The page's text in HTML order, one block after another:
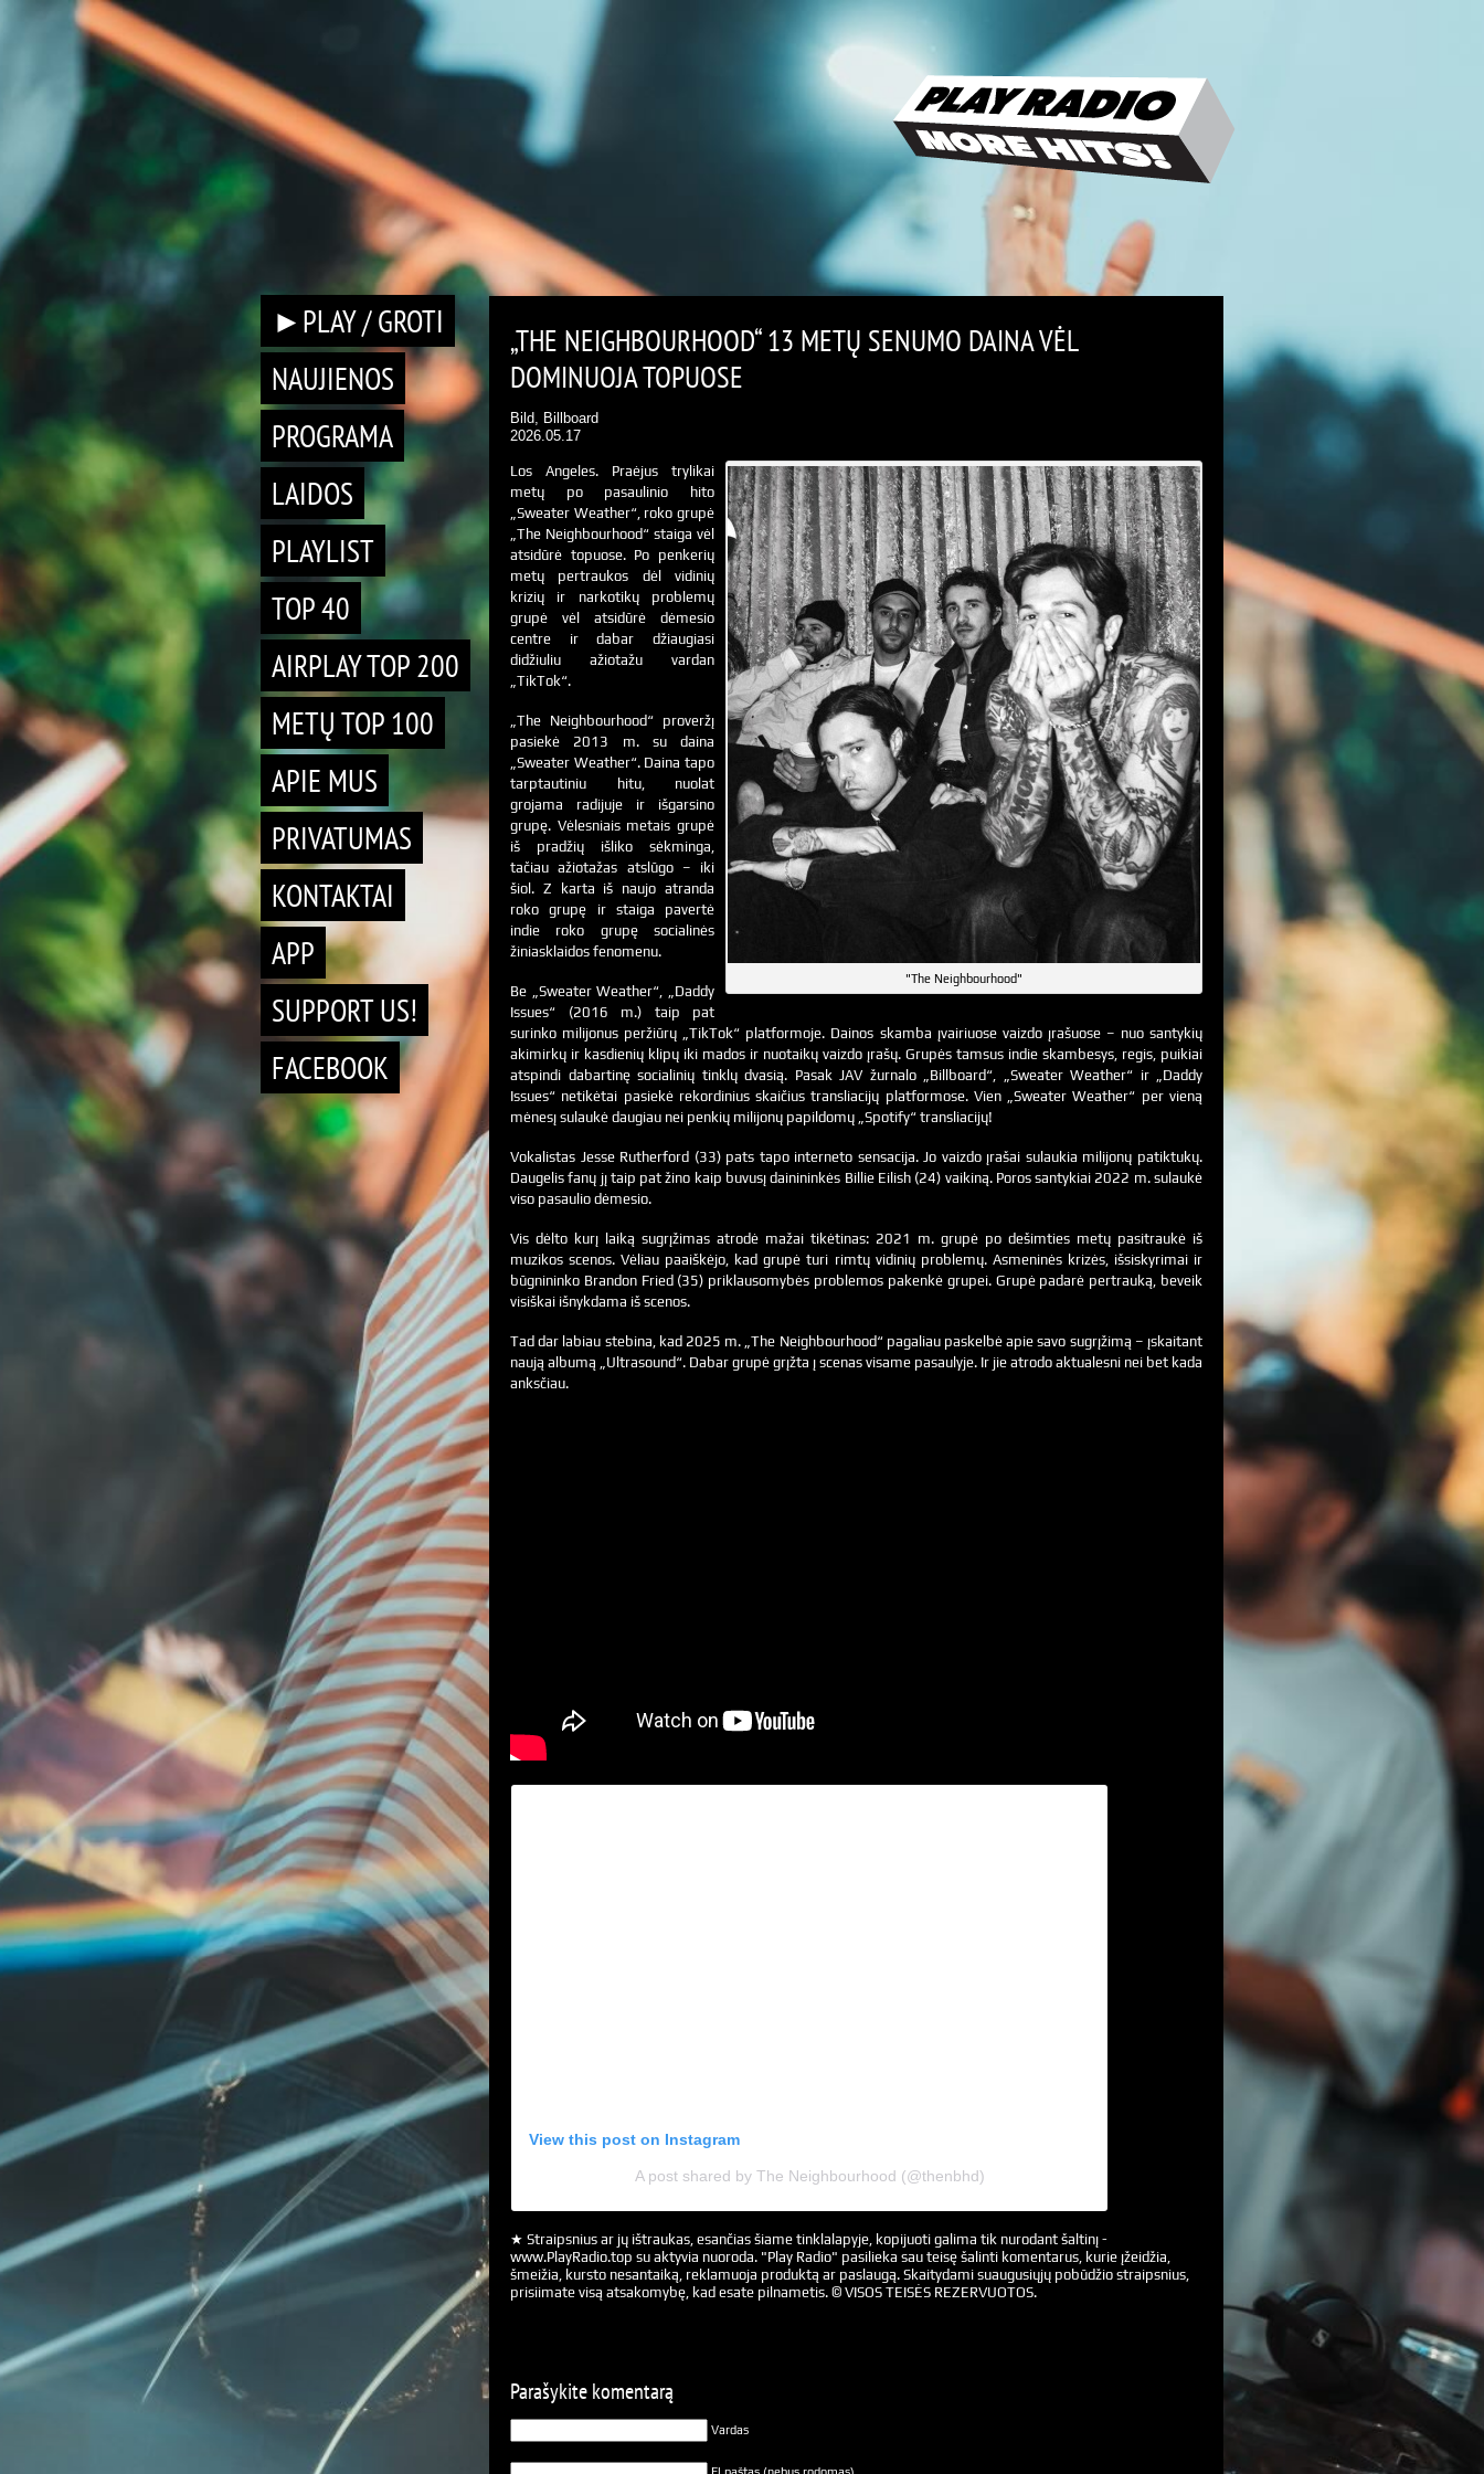
►PLAY / GROTI
NAUJIENOS
PROGRAMA
LAIDOS
PLAYLIST
TOP 40
AIRPLAY TOP 200
METŲ TOP 100
APIE MUS
PRIVATUMAS
KONTAKTAI
APP
SUPPORT US!
FACEBOOK
„THE NEIGHBOURHOOD“ 13 METŲ SENUMO DAINA VĖL
DOMINUOJA TOPUOSE
Bild, Billboard
2026.05.17
"The Neighbourhood"
Los Angeles. Praėjus trylikai
metų po pasaulinio hito
„Sweater Weather“, roko grupė
„The Neighbourhood“ staiga vėl
atsidūrė topuose. Po penkerių
metų pertraukos dėl vidinių
krizių ir narkotikų problemų
grupė vėl atsidūrė dėmesio
centre ir dabar džiaugiasi
didžiuliu ažiotažu vardan
„TikTok“.
„The Neighbourhood“ proveržį
pasiekė 2013 m. su daina
„Sweater Weather“. Daina tapo
tarptautiniu hitu, nuolat
grojama radijuje ir išgarsino
grupę. Vėlesniais metais grupė
iš pradžių išliko sėkminga,
tačiau ažiotažas atslūgo – iki
šiol. Z karta iš naujo atranda
roko grupę ir staiga pavertė
indie roko grupę socialinės
žiniasklaidos fenomenu.
Be „Sweater Weather“, „Daddy
Issues“ (2016 m.) taip pat
surinko milijonus peržiūrų „TikTok“ platformoje. Dainos skamba įvairiuose vaizdo įrašuose – nuo ​​santykių
akimirkų ir kasdienių klipų iki mados ir nuotaikų vaizdo įrašų. Grupės tamsus indie skambesys, regis, puikiai
atspindi dabartinę socialinių tinklų dvasią. Pasak JAV žurnalo „Billboard“, „Sweater Weather“ ir „Daddy
Issues“ netikėtai pasiekė rekordinius skaičius transliacijų platformose. Vien „Sweater Weather“ per vieną
mėnesį sulaukė daugiau nei penkių milijonų papildomų „Spotify“ transliacijų!
Vokalistas Jesse Rutherford (33) pats tapo interneto sensacija. Jo vaizdo įrašai sulaukia milijonų patiktukų.
Daugelis fanų jį taip pat žino kaip buvusį dainininkės Billie Eilish (24) vaikiną. Poros santykiai 2022 m. sulaukė
viso pasaulio dėmesio.
Vis dėlto kurį laiką sugrįžimas atrodė mažai tikėtinas: 2021 m. grupė po dešimties metų pasitraukė iš
muzikos scenos. Vėliau paaiškėjo, kad grupė turi rimtų vidinių problemų. Asmeninės krizės, išsiskyrimai ir
būgnininko Brandon Fried (35) priklausomybės problemos pakenkė grupei. Grupė padarė pertrauką, beveik
visiškai išnykdama iš scenos.
Tad dar labiau stebina, kad 2025 m. „The Neighbourhood“ pagaliau paskelbė apie savo sugrįžimą – įskaitant
naują albumą „Ultrasound“. Dabar grupė grįžta į scenas visame pasaulyje. Ir jie atrodo aktualesni nei bet kada
anksčiau.
View this post on Instagram
A post shared by The Neighbourhood (@thenbhd)
★ Straipsnius ar jų ištraukas, esančias šiame tinklalapyje, kopijuoti galima tik nurodant šaltinį -
www.PlayRadio.top su aktyvia nuoroda. "Play Radio" pasilieka sau teisę šalinti komentarus, kurie įžeidžia,
šmeižia, kursto nesantaiką, reklamuoja produktą ar paslaugą. Skaitydami suaugusiųjų pobūdžio straipsnius,
prisiimate visą atsakomybę, kad esate pilnametis. © VISOS TEISĖS REZERVUOTOS.
Parašykite komentarą
Vardas